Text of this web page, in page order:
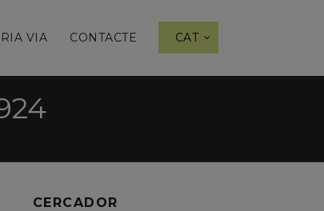
VIA CONTACTE CAT
CERCADOR